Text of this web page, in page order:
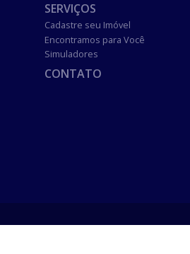
SERVIÇOS
Cadastre seu Imóvel
Encontramos para Você
Simuladores
CONTATO